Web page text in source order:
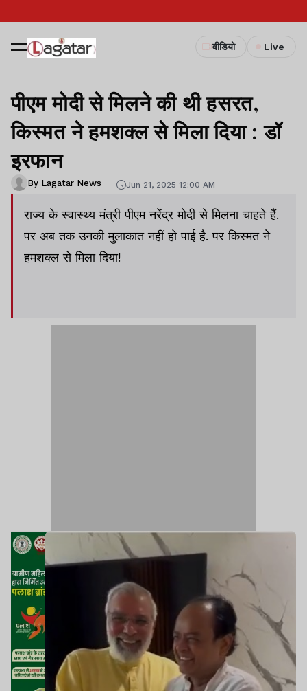
वीडियो Live
पीएम मोदी से मिलने की थी हसरत,
किस्मत ने हमशक्ल से मिला दिया : डॉ
इरफान
By Lagatar News Jun 21, 2025 12:00 AM
राज्य के स्वास्थ्य मंत्री पीएम नरेंद्र मोदी से मिलना चाहते हैं.
पर अब तक उनकी मुलाकात नहीं हो पाई है. पर किस्मत ने
हमशक्ल से मिला दिया!